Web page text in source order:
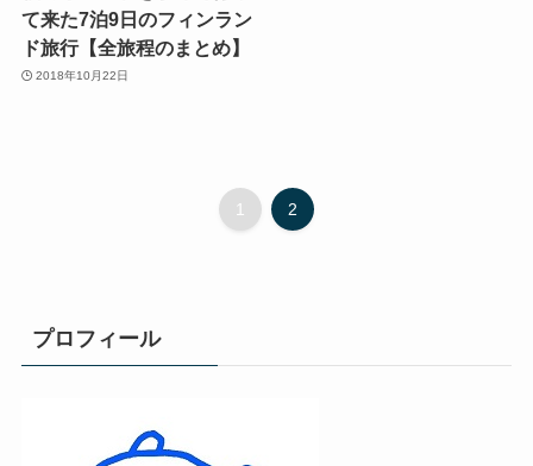
て来た7泊9日のフィンラン
ド旅行【全旅程のまとめ】
2018年10月22日
1 2
プロフィール